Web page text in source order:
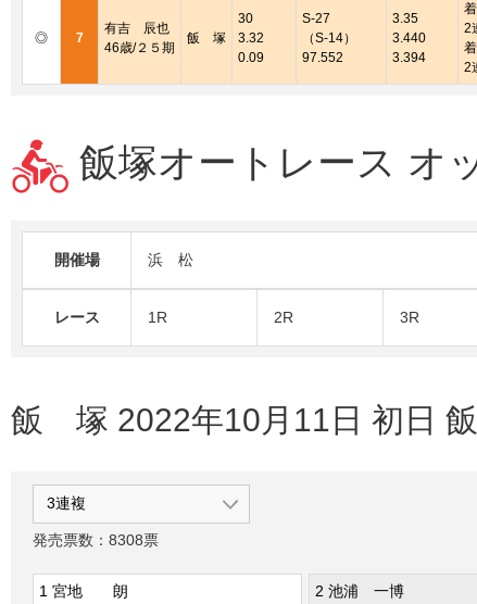
◎ 7
有吉 辰也
46歳/２５期
飯 塚
30
3.32
0.09
S-27
（S-14）
97.552
3.35
3.440
3.394
2
2
飯塚オートレース オ
開催場 浜 松
レース 1R 2R 3R
飯 塚 2022年10月11日 初日
発売票数：8308票
1 宮地 朗 2 池浦 一博